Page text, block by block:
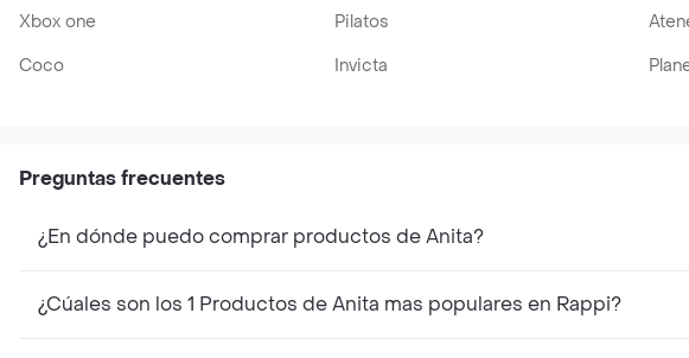
Xbox one
Pilatos
Coco
Invicta
Preguntas frecuentes
¿En dónde puedo comprar productos de Anita?
¿Cúales son los 1 Productos de Anita mas populares en Rappi?